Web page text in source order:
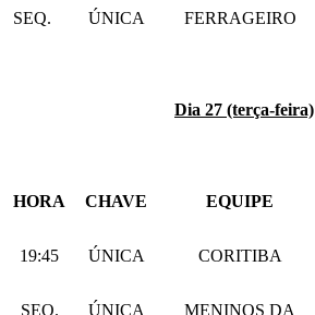
SEQ. ÚNICA FERRAGEIRO
Dia 27 (terça-feira)
HORA CHAVE EQUIPE
19:45 ÚNICA CORITIBA
SEQ. ÚNICA MENINOS DA